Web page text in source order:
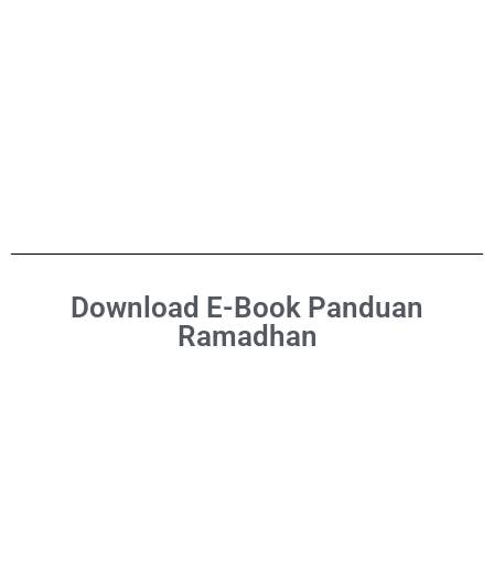
Download E-Book Panduan
Ramadhan